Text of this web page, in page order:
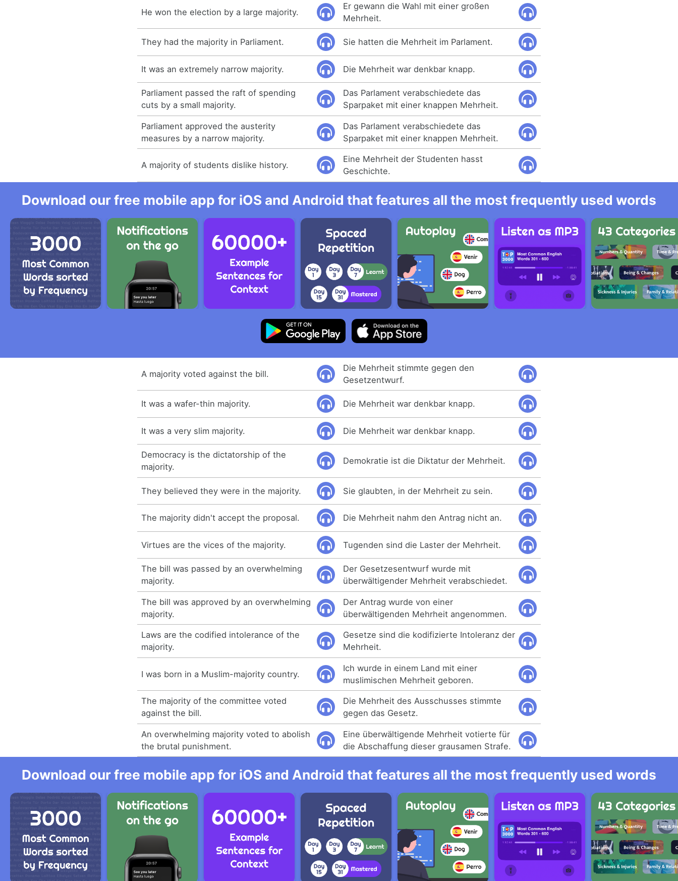
He won the election by a large majority.
Er gewann die Wahl mit einer großen
Mehrheit.
They had the majority in Parliament. Sie hatten die Mehrheit im Parlament.
It was an extremely narrow majority. Die Mehrheit war denkbar knapp.
Parliament passed the raft of spending
cuts by a small majority.
Das Parlament verabschiedete das
Sparpaket mit einer knappen Mehrheit.
Parliament approved the austerity
measures by a narrow majority.
Das Parlament verabschiedete das
Sparpaket mit einer knappen Mehrheit.
A majority of students dislike history.
Eine Mehrheit der Studenten hasst
Geschichte.
Download our free mobile app for iOS and Android that features all the most frequently used words
A majority voted against the bill.
Die Mehrheit stimmte gegen den
Gesetzentwurf.
It was a wafer-thin majority. Die Mehrheit war denkbar knapp.
It was a very slim majority. Die Mehrheit war denkbar knapp.
Democracy is the dictatorship of the
majority.
Demokratie ist die Diktatur der Mehrheit.
They believed they were in the majority. Sie glaubten, in der Mehrheit zu sein.
The majority didn't accept the proposal. Die Mehrheit nahm den Antrag nicht an.
Virtues are the vices of the majority. Tugenden sind die Laster der Mehrheit.
The bill was passed by an overwhelming
majority.
Der Gesetzesentwurf wurde mit
überwältigender Mehrheit verabschiedet.
The bill was approved by an overwhelming
majority.
Der Antrag wurde von einer
überwältigenden Mehrheit angenommen.
Laws are the codified intolerance of the
majority.
Gesetze sind die kodifizierte Intoleranz der
Mehrheit.
I was born in a Muslim-majority country.
Ich wurde in einem Land mit einer
muslimischen Mehrheit geboren.
The majority of the committee voted
against the bill.
Die Mehrheit des Ausschusses stimmte
gegen das Gesetz.
An overwhelming majority voted to abolish
the brutal punishment.
Eine überwältigende Mehrheit votierte für
die Abschaffung dieser grausamen Strafe.
Download our free mobile app for iOS and Android that features all the most frequently used words